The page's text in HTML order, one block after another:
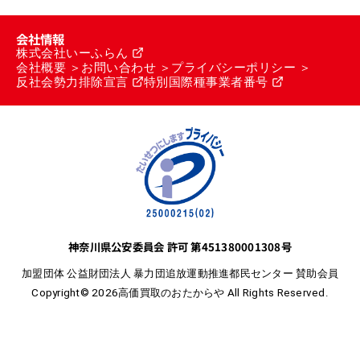
会社情報
株式会社いーふらん
会社概要
お問い合わせ
プライバシーポリシー
反社会勢力排除宣言
特別国際種事業者番号
神奈川県公安委員会 許可 第451380001308号
加盟団体 公益財団法人 暴力団追放運動推進都民センター 賛助会員
Copyright© 2026高価買取のおたからや All Rights Reserved.